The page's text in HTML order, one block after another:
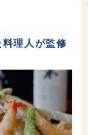
理人が監修